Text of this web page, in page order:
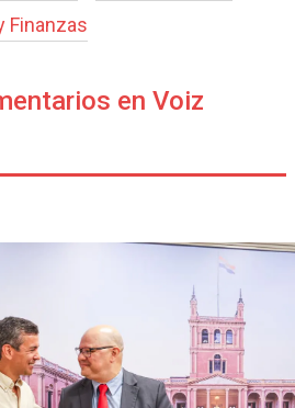
Finanzas
en Voiz